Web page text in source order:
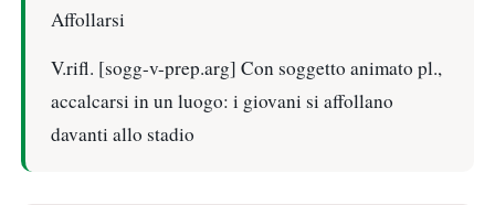
Affollarsi
V.rifl. [sogg-v-prep.arg] Con soggetto animato pl.,
accalcarsi in un luogo: i giovani si affollano
davanti allo stadio